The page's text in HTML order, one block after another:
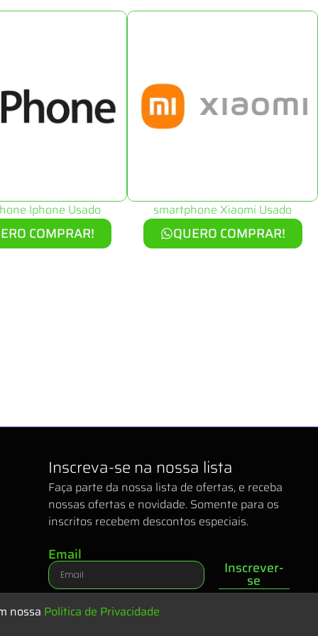
Iphone Usado
COMPRAR!
smartphone Xiaomi Usado
QUERO COMPRAR!
Inscreva-se na nossa lista
Faça parte da nossa lista de ofertas, e receba
nossas ofertas e novidade. Somente para os
inscritos recebem descontos especiais.
Email
Inscrever-
se
nossa Política de Privacidade